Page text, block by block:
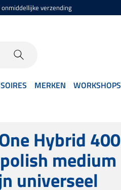
verzending
MERKEN WORKSHOPS
Hybrid 400
medium
universeel